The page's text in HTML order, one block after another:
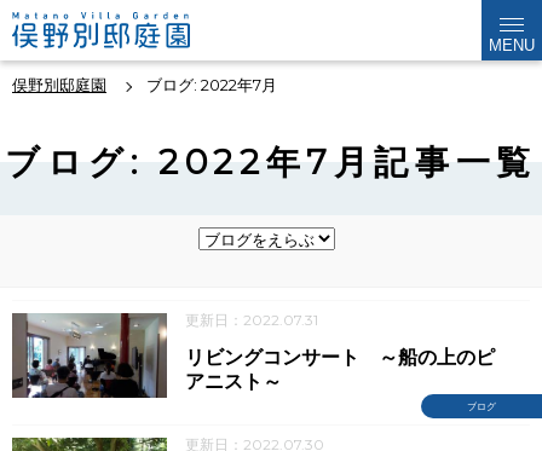
MENU
俣野別邸庭園 ブログ: 2022年7月
ブログ: 2022年7月記事一覧
更新日：2022.07.31
ブログ
リビングコンサート ～船の上のピ
アニスト～
更新日：2022.07.30